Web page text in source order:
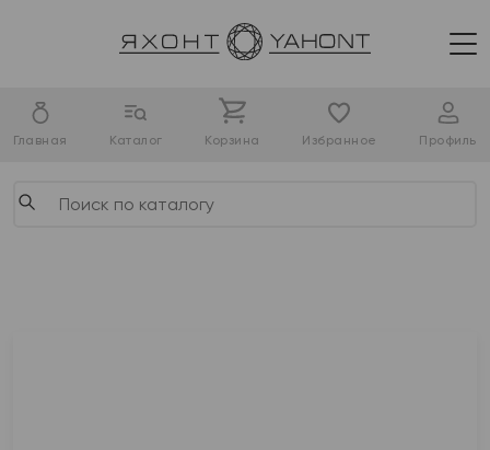
Главная Каталог Корзина Избранное Профиль